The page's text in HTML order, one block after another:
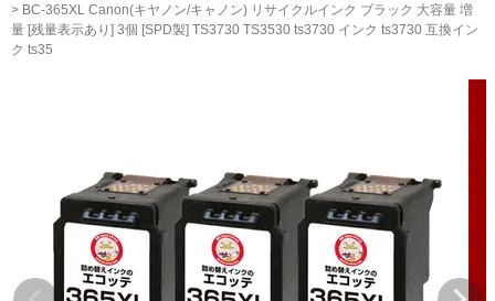
はじめての方へ
エプソンインク
ブラザーインク
詰め替えインク
互換インクボトル
BC-365XL Canon(キヤノン/キャノン) リサイクルインク ブラック 大容量 増
量 [残量表示あり] 3個 [SPD製] TS3730 TS3530 ts3730 インク ts3730 互換イン
ク ts35